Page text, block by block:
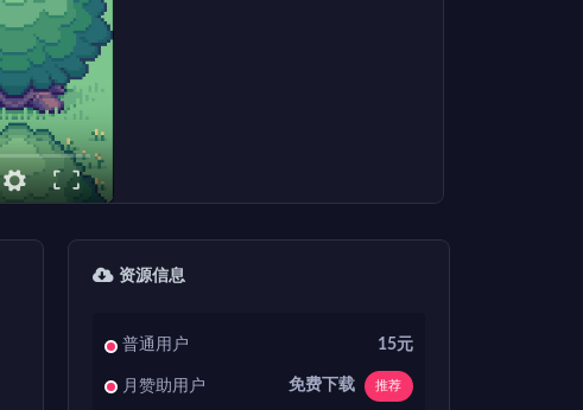
资源信息
普通用户 15元
月赞助用户 免费下载 推荐